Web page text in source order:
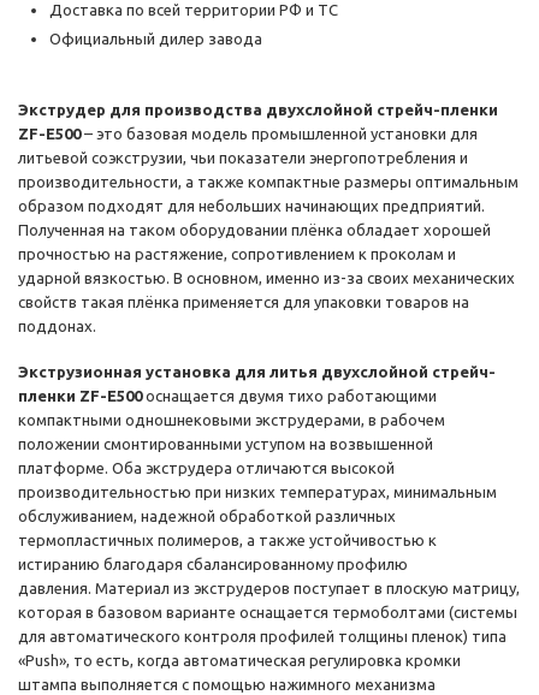
Доставка по всей территории РФ и ТС
Официальный дилер завода
Экструдер для производства двухслойной стрейч-пленки
ZF-E500– это базовая модель промышленной установки для
литьевой соэкструзии, чьи показатели энергопотребления и
производительности, а также компактные размеры оптимальным
образом подходят для небольших начинающих предприятий.
Полученная на таком оборудовании плёнка обладает хорошей
прочностью на растяжение, сопротивлением к проколам и
ударной вязкостью. В основном, именно из-за своих механических
свойств такая плёнка применяется для упаковки товаров на
поддонах.
Экструзионная установка для литья двухслойной стрейч-
пленки ZF-E500оснащается двумя тихо работающими
компактными одношнековыми экструдерами, в рабочем
положении смонтированными уступом на возвышенной
платформе. Оба экструдера отличаются высокой
производительностью при низких температурах, минимальным
обслуживанием, надежной обработкой различных
термопластичных полимеров, а также устойчивостью к
истиранию благодаря сбалансированному профилю
давления. Материал из экструдеров поступает в плоскую матрицу,
которая в базовом варианте оснащается термоболтами (системы
для автоматического контроля профилей толщины пленок) типа
«Push», то есть, когда автоматическая регулировка кромки
штампа выполняется с помощью нажимного механизма